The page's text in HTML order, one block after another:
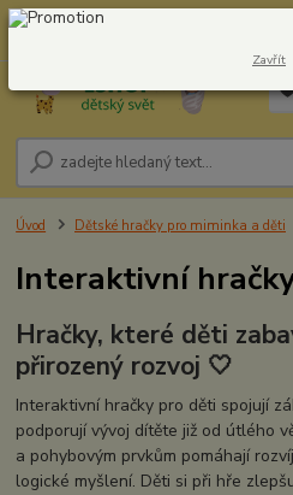
604278943
Úvod Dětské hračky pro miminka a děti
Interaktivní
Hračky, které děti
přirozený rozvoj 🤍
Interaktivní hračky pro děti spojují
podporují vývoj dítěte již od útlého
a pohybovým prvkům pomáhají
logické myšlení. Děti si při hře
Zavřít